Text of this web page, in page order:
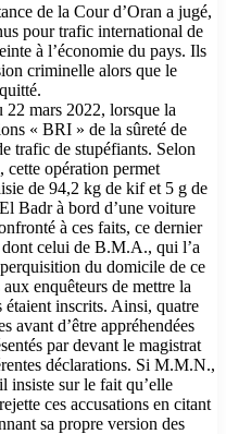
de la Cour d’Oran a jugé,
pour trafic international de
à l’économie du pays. Ils
criminelle alors que le
22 mars 2022, lorsque la
« BRI » de la sûreté de
trafic de stupéfiants. Selon
opération permet
de 94,2 kg de kif et 5 g de
Badr à bord d’une voiture
à ces faits, ce dernier
celui de B.M.A., qui l’a
du domicile de ce
enquêteurs de mettre la
étaient inscrits. Ainsi, quatre
avant d’être appréhendées
par devant le magistrat
déclarations. Si M.M.N.,
insiste sur le fait qu’elle
ces accusations en citant
sa propre version des